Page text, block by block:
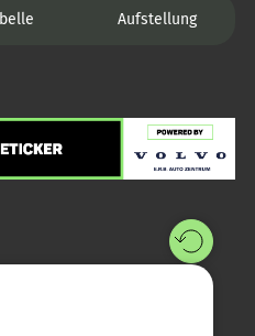
Aufstellung